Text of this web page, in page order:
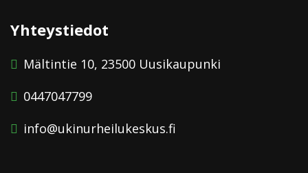
Yhteystiedot
Mältintie 10, 23500 Uusikaupunki
0447047799
info@ukinurheilukeskus.fi